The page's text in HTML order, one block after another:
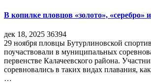
В копилке пловцов «золото», «серебро»
дек 18, 2025 36394
29 ноября пловцы Бутурлиновской
поучаствовали в муниципальных
первенстве Калачеевского района.
соревновались в таких видах плавания,
…